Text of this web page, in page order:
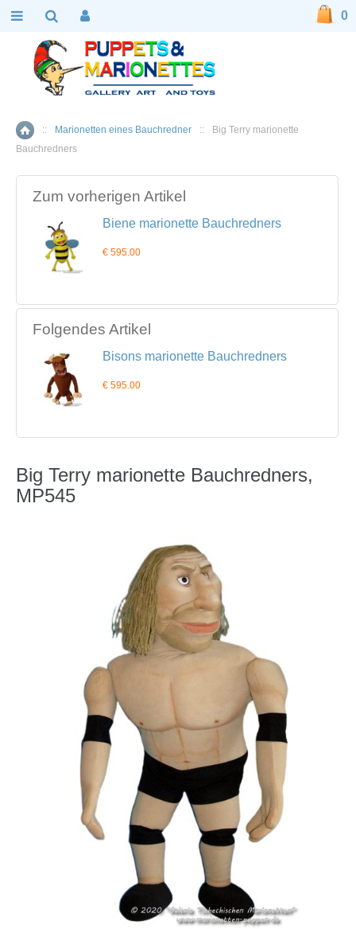
Home
:: Marionetten eines Bauchredner ::
Big Terry marionette
Bauchredners
Zum vorherigen Artikel
Biene marionette Bauchredners
€ 595.00
Folgendes Artikel
Bisons marionette Bauchredners
€ 595.00
Big Terry marionette Bauchredners,
MP545
0